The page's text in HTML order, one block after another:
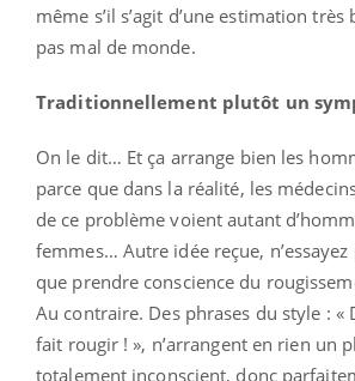
même s’il s’agit d’une estimation très
pas mal de monde.
Traditionnellement plutôt un
On le dit… Et ça arrange bien les
parce que dans la réalité, les
de ce problème voient autant
femmes… Autre idée reçue,
que prendre conscience du
Au contraire. Des phrases du style : «
fait rougir ! », n’arrangent en rien un
totalement inconscient, donc